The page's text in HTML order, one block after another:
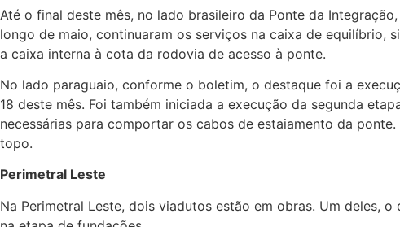
Até o final deste mês, no lado brasileiro da Ponte da
longo de maio, continuaram os serviços na caixa de equilíbrio,
a caixa interna à cota da rodovia de acesso à ponte.
No lado paraguaio, conforme o boletim, o destaque foi a
18 deste mês. Foi também iniciada a execução da segunda
necessárias para comportar os cabos de estaiamento da
topo.
Perimetral Leste
Na Perimetral Leste, dois viadutos estão em obras. Um deles,